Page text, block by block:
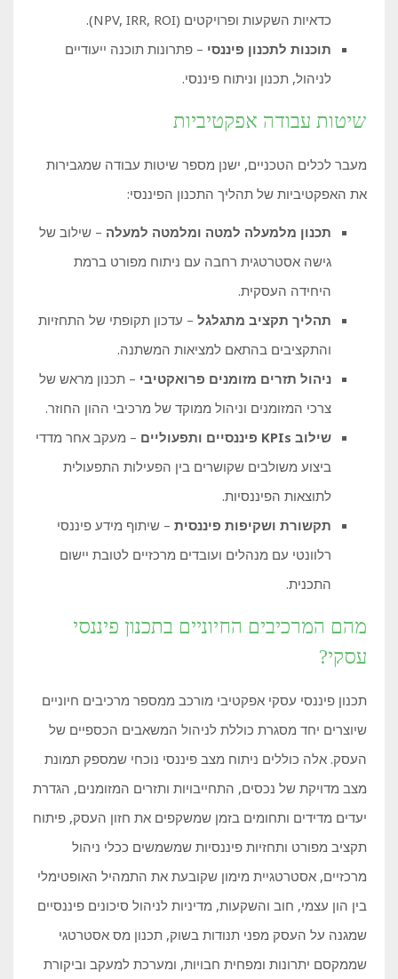
כדאיות השקעות ופרויקטים (NPV, IRR, ROI).
תוכנות לתכנון פיננסי – פתרונות תוכנה ייעודיים
לניהול, תכנון וניתוח פיננסי.
שיטות עבודה אפקטיביות
מעבר לכלים הטכניים, ישנן מספר שיטות עבודה שמגבירות
את האפקטיביות של תהליך התכנון הפיננסי:
תכנון מלמעלה למטה ומלמטה למעלה – שילוב של
גישה אסטרטגית רחבה עם ניתוח מפורט ברמת
היחידה העסקית.
תהליך תקציב מתגלגל – עדכון תקופתי של התחזיות
והתקציבים בהתאם למציאות המשתנה.
ניהול תזרים מזומנים פרואקטיבי – תכנון מראש של
צרכי המזומנים וניהול ממוקד של מרכיבי ההון החוזר.
שילוב KPIs פיננסיים ותפעוליים
– מעקב אחר מדדי
ביצוע משולבים שקושרים בין הפעילות התפעולית
לתוצאות הפיננסיות.
תקשורת ושקיפות פיננסית – שיתוף מידע פיננסי
רלוונטי עם מנהלים ועובדים מרכזיים לטובת יישום
התכנית.
מהם המרכיבים החיוניים בתכנון פיננסי
עסקי?
תכנון פיננסי עסקי אפקטיבי מורכב ממספר מרכיבים חיוניים
שיוצרים יחד מסגרת כוללת לניהול המשאבים הכספיים של
העסק. אלה כוללים ניתוח מצב פיננסי נוכחי שמספק תמונת
מצב מדויקת של נכסים, התחייבויות ותזרים המזומנים, הגדרת
יעדים מדידים ותחומים בזמן שמשקפים את חזון העסק, פיתוח
תקציב מפורט ותחזיות פיננסיות שמשמשים ככלי ניהול
מרכזיים, אסטרטגיית מימון שקובעת את התמהיל האופטימלי
בין הון עצמי, חוב והשקעות, מדיניות לניהול סיכונים פיננסיים
שמגנה על העסק מפני תנודות בשוק, תכנון מס אסטרטגי
שממקסם יתרונות ומפחית חבויות, ומערכת למעקב וביקורת